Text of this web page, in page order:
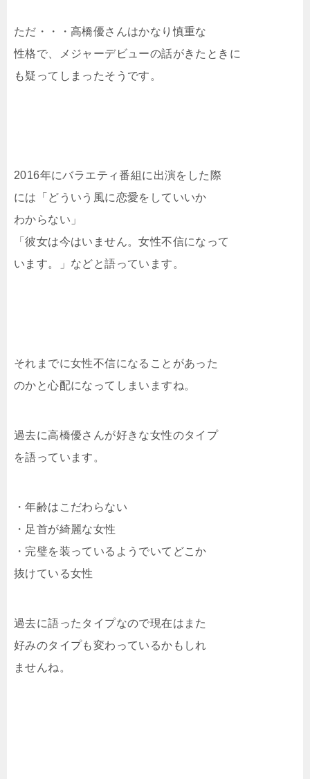
ただ・・・高橋優さんはかなり慎重な
性格で、メジャーデビューの話がきたときに
も疑ってしまったそうです。
2016年にバラエティ番組に出演をした際
には「どういう風に恋愛をしていいか
わからない」
「彼女は今はいません。女性不信になって
います。」などと語っています。
それまでに女性不信になることがあった
のかと心配になってしまいますね。
過去に高橋優さんが好きな女性のタイプ
を語っています。
・年齢はこだわらない
・足首が綺麗な女性
・完璧を装っているようでいてどこか
抜けている女性
過去に語ったタイプなので現在はまた
好みのタイプも変わっているかもしれ
ませんね。